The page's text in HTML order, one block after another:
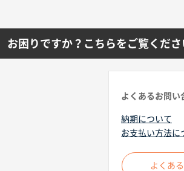
お困りですか？こちらをご覧くださ
よくあるお問い
納期について
お支払い方法に
よくあ